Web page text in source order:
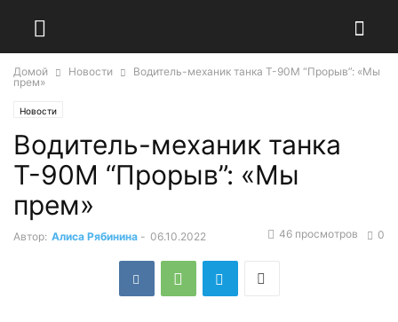
Домой Новости
Водитель-механик танка Т-90М “Прорыв”: «Мы
прем»
Новости
Водитель-механик танка
Т-90М “Прорыв”: «Мы
прем»
Автор: Алиса Рябинина - 06.10.2022 0
46 просмотров